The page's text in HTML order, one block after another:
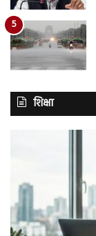
शिक्षा